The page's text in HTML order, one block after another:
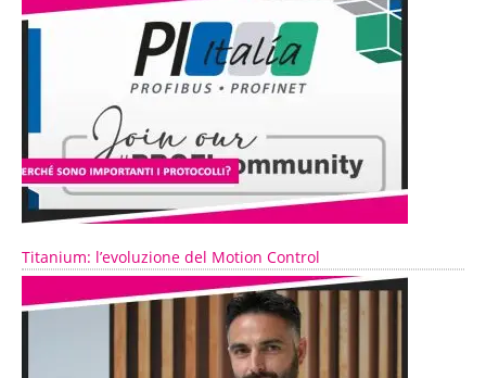
Titanium: l’evoluzione del Motion Control